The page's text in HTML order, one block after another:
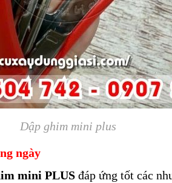
Dập ghim mini plus
ngày
mini PLUSđáp ứng tốt các